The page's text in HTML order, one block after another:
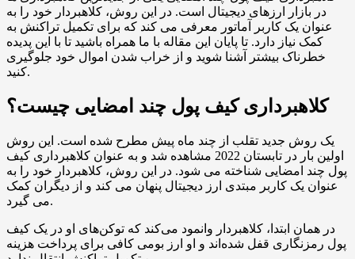
در بازار ارزهای دیجیتال است. در این روش، کلاهبردار خود را به
عنوان یک کاربر آماتور معرفی می کند که برای تکمیل تراکنش به
کمک نیاز دارد. تا پایان این مقاله با ما همراه باشید تا با این پدیده
خطرناک بیشتر آشنا شوید و از خراب شدن اموال خود جلوگیری
کنید.
کلاهبرداری کیف پول چند امضایی چیست؟
یک روش جدید تقلب از چند ماه پیش مطرح شده است. این روش
اولین بار در تابستان 2022 مشاهده شد و به عنوان کلاهبرداری کیف
پول چند امضایی شناخته می شود. در این روش، کلاهبردار خود را به
عنوان یک کاربر مبتدی ارز دیجیتال پنهان می کند و از دیگران کمک
می گیرد.
در همان ابتدا، کلاهبردار وانمود می‌کند که توکن‌های او در یک کیف
پول رمزنگاری قفل شده‌اند و او ارز بومی کافی برای پرداخت هزینه